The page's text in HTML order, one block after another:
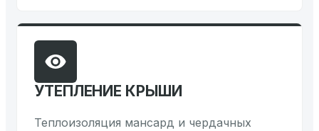
УТЕПЛЕНИЕ КРЫШИ
Теплоизоляция мансард и чердачных